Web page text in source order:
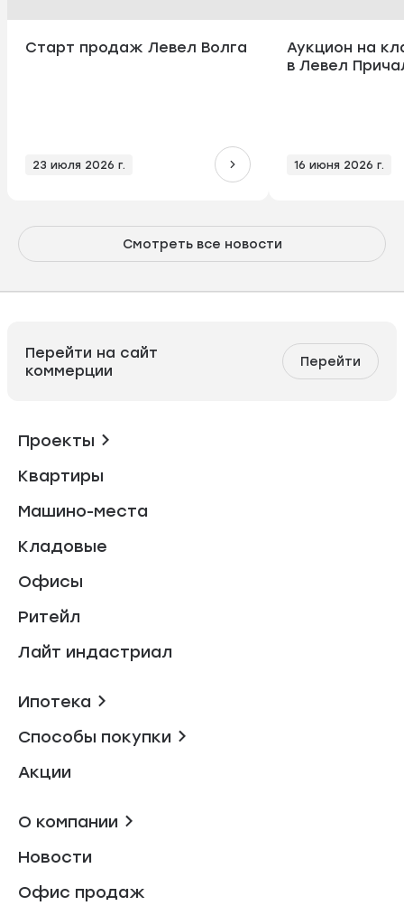
Смотреть все новости
Старт продаж Левел Волга
23 июля 2026 г.
Аукцион на
в Левел
16 июня 2026 г.
Перейти на сайт
коммерции
Перейти
Проекты
Квартиры
Машино-места
Кладовые
Офисы
Ритейл
Лайт индастриал
Ипотека
Способы покупки
Акции
О компании
Новости
Офис продаж